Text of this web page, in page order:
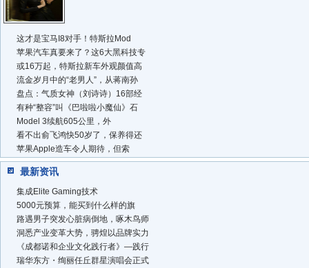
这才是宝马I8对手！特斯拉Mod
苹果汽车真要来了？这6大黑科技专
或16万起，特斯拉新车外观颜值高
流金岁月中的“老男人”，从蒋南孙
盘点：气质女神（刘诗诗）16部经
有种“整容”叫《巴啦啦小魔仙》石
Model 3续航605公里，外
看不出俞飞鸿快50岁了，保养得还
苹果Apple造车令人期待，但索
最新资讯
集成Elite Gaming技术
5000元预算，能买到什么样的旗
路遇男子突发心脏病倒地，啄木鸟师
洞悉产业变革大势，骋煌以品牌实力
《成都诺和企业文化践行者》—践行
瑞华东方・绚丽任丘群星演唱会正式